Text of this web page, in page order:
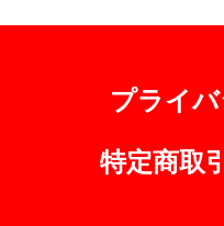
プライ
特定商取